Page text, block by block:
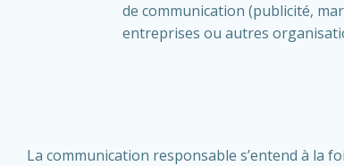
de communication (publicité,
entreprises ou autres
La communication responsable s’entend à la